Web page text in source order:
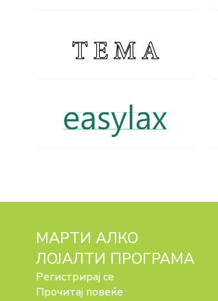
МАРТИ АЛКО
ЛОЈАЛТИ ПРОГРАМА
Регистрирај се
Прочитај повеќе